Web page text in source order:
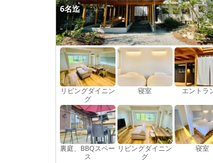
6名迄
リビングダイニン
グ
寝室 エントラ
裏庭、BBQスペー
ス
リビングダイニン
グ
寝室